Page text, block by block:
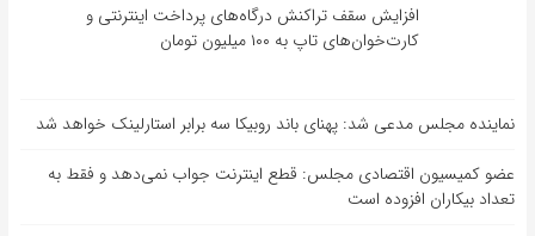
افزایش سقف تراکنش درگاه‌های پرداخت اینترنتی و
کارت‌خوان‌های تاپ به ۱۰۰ میلیون تومان
نماینده مجلس مدعی شد: پهنای باند روبیکا سه برابر استارلینک خواهد شد
عضو کمیسیون اقتصادی مجلس: قطع اینترنت جواب نمی‌دهد و فقط به
تعداد بیکاران افزوده است